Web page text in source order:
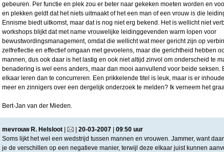
gebeuren. Per functie en plek zou er beter naar gekeken moeten worden en
en plekken geldt dat het niets uitmaakt of het een man of een vrouw is die
Ennisme biedt uitkomst, maar dat is nog niet erg bekend. Het is wellicht niet
workshops blijkt dat met name vrouwelijke leidinggevenden warm lopen voor
bewustwordingsmanagement, omdat die wellicht wat meer gericht zijn op
zelfreflectie en effectief omgaan met gevoelens, maar die gerichtheid hebben
mannen, dus ook daar is het lastig en ook niet altijd zinvol om onderscheid te
benadering is wel eens anders, maar dan mooi aanvullend voor beide seksen.
elkaar leren dan te concurreren. Een prikkelende titel is leuk, maar is er
meer en zinnigers over een dergelijk onderzoek te melden? Ik verneem het
Bert-Jan van der Mieden.
mevrouw R. Helsloot| | 20-03-2007| 09:50 uur
Soms lijkt het wel een wedstrijd tussen mannen en vrouwen. Jammer, want
je de verschillen op een negatieve manier, terwijl deze elkaar juist kunnen